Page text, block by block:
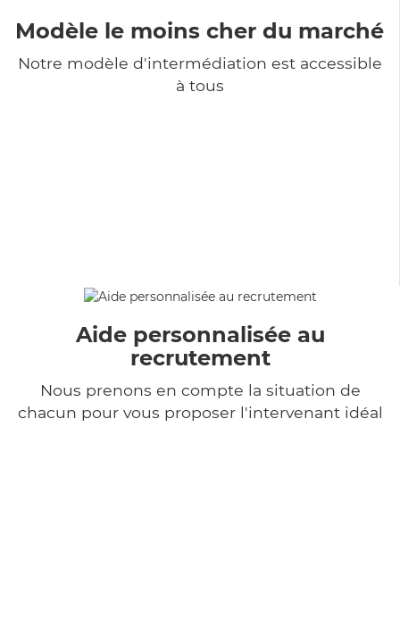
Modèle le moins cher du marché
Notre modèle d'intermédiation est accessible
à tous
Aide personnalisée au
recrutement
Nous prenons en compte la situation de
chacun pour vous proposer l'intervenant idéal